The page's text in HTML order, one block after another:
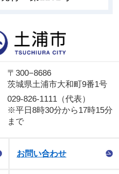
〒300−8686
茨城県土浦市大和町9番1号
029-826-1111（代表）
※平日8時30分から17時15分
まで
お問い合わせ